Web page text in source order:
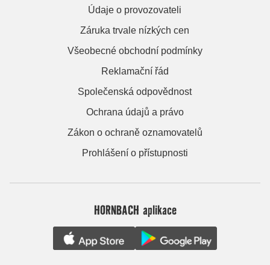
Údaje o provozovateli
Záruka trvale nízkých cen
Všeobecné obchodní podmínky
Reklamační řád
Společenská odpovědnost
Ochrana údajů a právo
Zákon o ochraně oznamovatelů
Prohlášení o přístupnosti
HORNBACH aplikace